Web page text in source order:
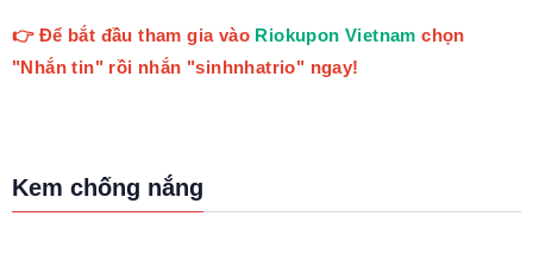
👉 Để bắt đầu tham gia vào Riokupon Vietnam chọn
"Nhắn tin" rồi nhắn "sinhnhatrio" ngay!
Kem chống nắng